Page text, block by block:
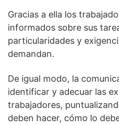
Gracias a ella los
informados sobre sus
particularidades y
demandan.
De igual modo, la
identificar y adecuar las
trabajadores,
deben hacer, cómo lo